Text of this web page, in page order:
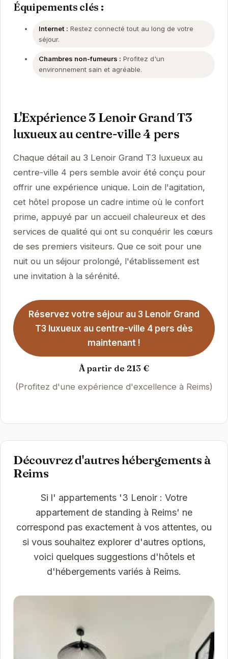
Équipements clés :
Internet : Restez connecté tout au long de votre
séjour.
Chambres non-fumeurs : Profitez d'un
environnement sain et agréable.
L'Expérience 3 Lenoir Grand T3
luxueux au centre-ville 4 pers
Chaque détail au 3 Lenoir Grand T3 luxueux au
centre-ville 4 pers semble avoir été conçu pour
offrir une expérience unique. Loin de l'agitation,
cet hôtel propose un cadre intime où le confort
prime, appuyé par un accueil chaleureux et des
services de qualité qui ont su conquérir les cœurs
de ses premiers visiteurs. Que ce soit pour une
nuit ou un séjour prolongé, l'établissement est
une invitation à la sérénité.
Réservez votre séjour au 3 Lenoir Grand
T3 luxueux au centre-ville 4 pers dès
maintenant !
À partir de 213 €
(Profitez d'une expérience d'excellence à Reims)
Découvrez d'autres hébergements à
Reims
Si l' appartements '3 Lenoir : Votre
appartement de standing à Reims' ne
correspond pas exactement à vos attentes, ou
si vous souhaitez explorer d'autres options,
voici quelques suggestions d'hôtels et
d'hébergements variés à Reims.